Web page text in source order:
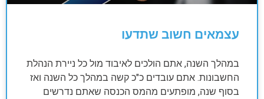
עצמאים חשוב שתדעו
במהלך השנה, אתם הולכים לאיבוד מול כל ניירת הנהלת
החשבונות. אתם עובדים כ"כ קשה במהלך כל השנה ואז
בסוף שנה, מופתעים מהמס הכנסה שאתם נדרשים